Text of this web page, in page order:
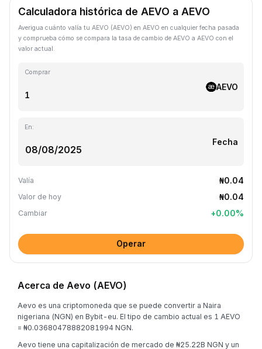
Calculadora histórica de AEVO a AEVO
Averigua cuánto valía tu AEVO (AEVO) en AEVO en cualquier fecha pasada
y comprueba cómo se compara la tasa de cambio de AEVO a AEVO con el
valor actual.
Comprar
AEVO
En:
Fecha
Valía ₦0.04
Valor de hoy ₦0.04
Cambiar +0.00%
Operar
Acerca de Aevo (AEVO)
Aevo es una criptomoneda que se puede convertir a Naira
nigeriana (NGN) en Bybit-eu. El tipo de cambio actual es 1 AEVO
= ₦0.03680478882081994 NGN.
Aevo tiene una capitalización de mercado de ₦25.22B NGN y un